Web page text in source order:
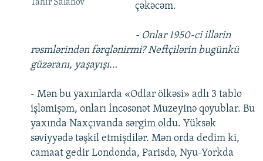
Tahir Salahov
çəkəcəm.
- Onlar 1950-ci illərin
rəsmlərindən fərqlənirmi? Neftçilərin bugünkü
güzəranı, yaşayışı…
- Mən bu yaxınlarda «Odlar ölkəsi» adlı 3 tablo
işləmişəm, onları İncəsənət Muzeyinə qoyublar. Bu
yaxında Naxçıvanda sərgim oldu. Yüksək
səviyyədə təşkil etmişdilər. Mən orda dedim ki,
camaat gedir Londonda, Parisdə, Nyu-Yorkda